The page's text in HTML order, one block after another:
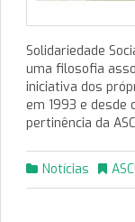
Solidariedade
uma filosofia
iniciativa dos
em 1993 e desde
pertinência da
Notícias